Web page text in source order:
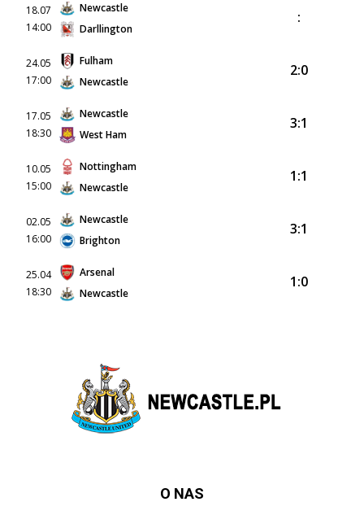
18.07
14:00
Newcastle
Darllington
:
24.05
17:00
Fulham
Newcastle
2:0
17.05
18:30
Newcastle
West Ham
3:1
10.05
15:00
Nottingham
Newcastle
1:1
02.05
16:00
Newcastle
Brighton
3:1
25.04
18:30
Arsenal
Newcastle
1:0
O NAS